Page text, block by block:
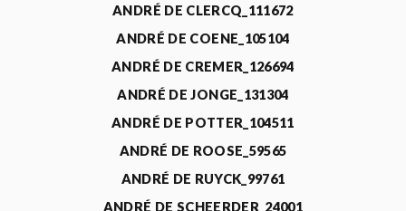
ANDRÉ DE CLERCQ_111672
ANDRÉ DE COENE_105104
ANDRÉ DE CREMER_126694
ANDRÉ DE JONGE_131304
ANDRÉ DE POTTER_104511
ANDRÉ DE ROOSE_59565
ANDRÉ DE RUYCK_99761
ANDRÉ DE SCHEERDER_24001